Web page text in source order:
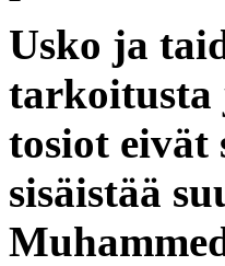
Usko ja
tarkoitusta
tosiot eivät
sisäistää